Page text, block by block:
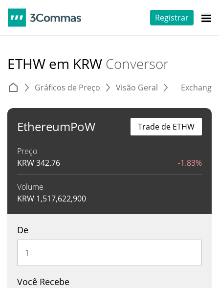
Registrar
ETHW em KRW Conversor
Gráficos de Preço Visão Geral
EthereumPoW
Preço
KRW342.76 -1.83%
Volume
KRW 1,517,622,900
Trade de ETHW
De
Você Recebe